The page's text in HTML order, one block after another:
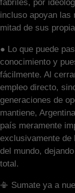
fabriles, por
incluso apoyan las
mitad de sus
● Lo que puede
conocimiento y
fácilmente. Al
empleo directo,
generaciones de
mantiene,
país meramente
exclusivamente de
del mundo,
total.
📳 Sumate ya a